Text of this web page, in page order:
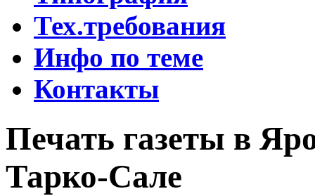
Тех.требования
Инфо по теме
Контакты
Печать газеты в
Тарко-Сале